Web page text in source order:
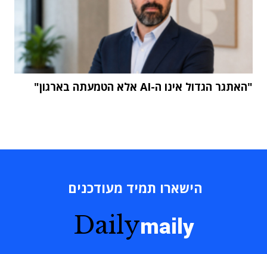
"האתגר הגדול אינו ה-AI אלא הטמעתה בארגון"
הישארו תמיד מעודכנים
Dailymaily